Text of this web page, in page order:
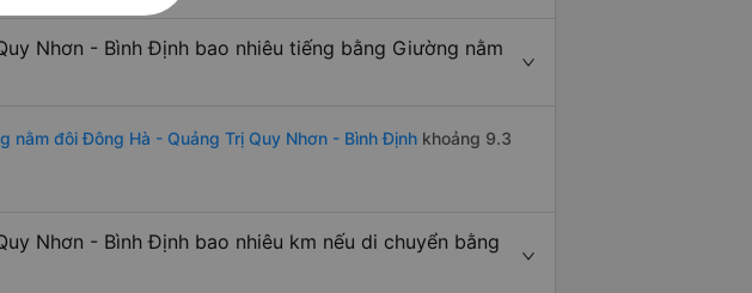
Nhơn - Bình Định bao nhiêu tiếng bằng Giường nằm
nằm đôi Đông Hà - Quảng Trị Quy Nhơn - Bình Định khoảng 9.3
Nhơn - Bình Định bao nhiêu km nếu di chuyển bằng